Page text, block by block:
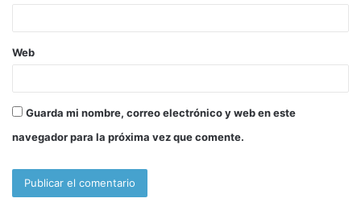
*
Web
Guarda mi nombre, correo electrónico y web en este
navegador para la próxima vez que comente.